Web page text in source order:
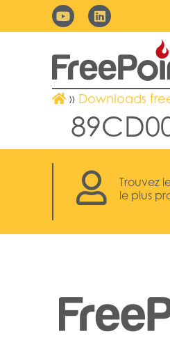
» Downloads
Trouvez
le plus